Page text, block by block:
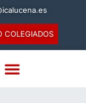
COLEGIADOS